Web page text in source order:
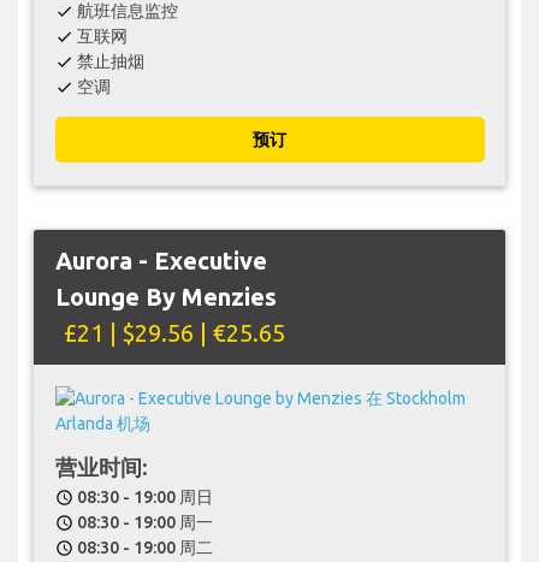
check 航班信息监控
check 互联网
check 禁止抽烟
check 空调
预订
Aurora - Executive
Lounge By Menzies
£21 | $29.56 | €25.65
营业时间:
schedule 08:30 - 19:00 周日
schedule 08:30 - 19:00 周一
schedule 08:30 - 19:00 周二